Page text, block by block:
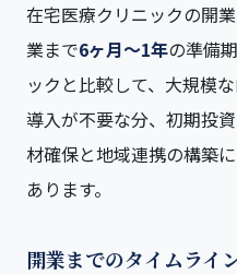
在宅医療クリニックの開
業まで6ヶ月〜1年の準備
ックと比較して、大規模
導入が不要な分、初期投
材確保と地域連携の構築
あります。
開業までのタイムライ